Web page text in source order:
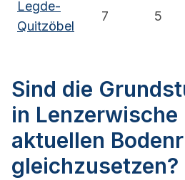
Legde-
Quitzöbel
7 5
Sind die
in Lenzerwische
aktuellen
gleichzusetzen?